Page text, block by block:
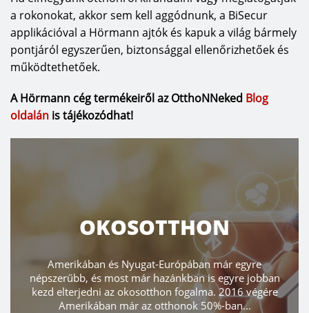
a rokonokat, akkor sem kell aggódnunk, a BiSecur
applikációval a Hörmann ajtók és kapuk a világ bármely
pontjáról egyszerűen, biztonsággal ellenőrizhetőek és
működtethetőek.
A Hörmann cég termékeiről az OtthoNNeked Blog
oldalán is tájékozódhat!
OKOSOTTHON
Amerikában és Nyugat-Európában már egyre
népszerűbb, és most már hazánkban is egyre jobban
kezd elterjedni az okosotthon fogalma. 2016 végére
Amerikában már az otthonok 50%-ban...